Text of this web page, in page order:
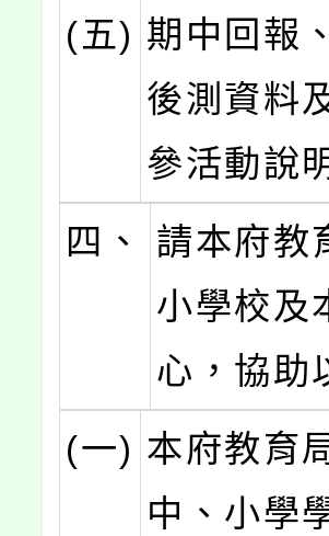
(五) 期中回報
後測資料
參活動說
四、
請本府教
小學校及
心，協助
(一) 本府教育
中、小學